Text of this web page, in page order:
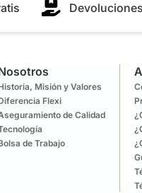
Misión y Valores
Flexi
de Calidad
de Trabajo